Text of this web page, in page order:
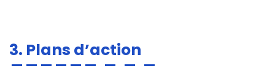
3. Plans d’action